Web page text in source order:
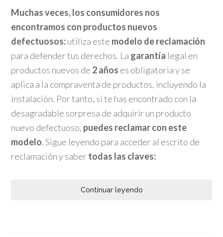
Muchas veces, los consumidores nos
encontramos con productos nuevos
defectuosos:utiliza este modelo de reclamación
para defender tus derechos. La garantía legal en
productos nuevos de 2 años es obligatoria y se
aplica a la compraventa de productos, incluyendo la
instalación. Por tanto, si te has encontrado con la
desagradable sorpresa de adquirir un producto
nuevo defectuoso, puedes reclamar con este
modelo. Sigue leyendo para acceder al escrito de
reclamación y sabertodas las claves:
Continuar leyendo